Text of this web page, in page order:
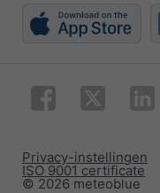
© 2026 meteoblue
ISO 9001 certificate
Privacy-instellingen